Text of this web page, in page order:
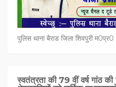
पुलिस थाना बैराड जिला शिवपुरी म0प्र0
स्वतंत्रता की 79 वीं वर्ष गांठ